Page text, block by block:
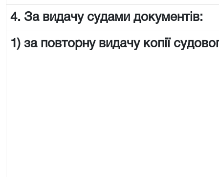
4. За видачу судами документів:
1) за повторну видачу копії